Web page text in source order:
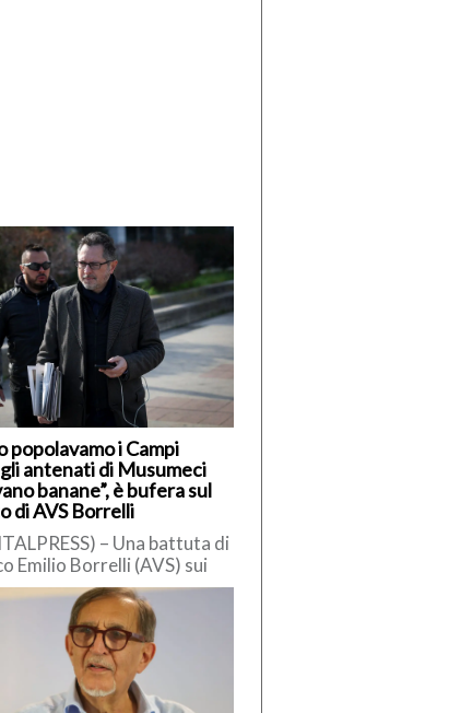
popolavamo i Campi
antenati di Musumeci
banane”, è bufera sul
di AVS Borrelli
– Una battuta di
Emilio Borrelli (AVS) sui
innescato polemiche.
da Radio Cusano,